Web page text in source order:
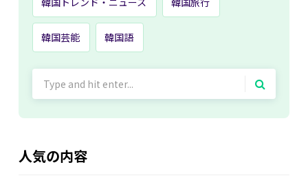
韓国芸能 韓国語
人気の内容